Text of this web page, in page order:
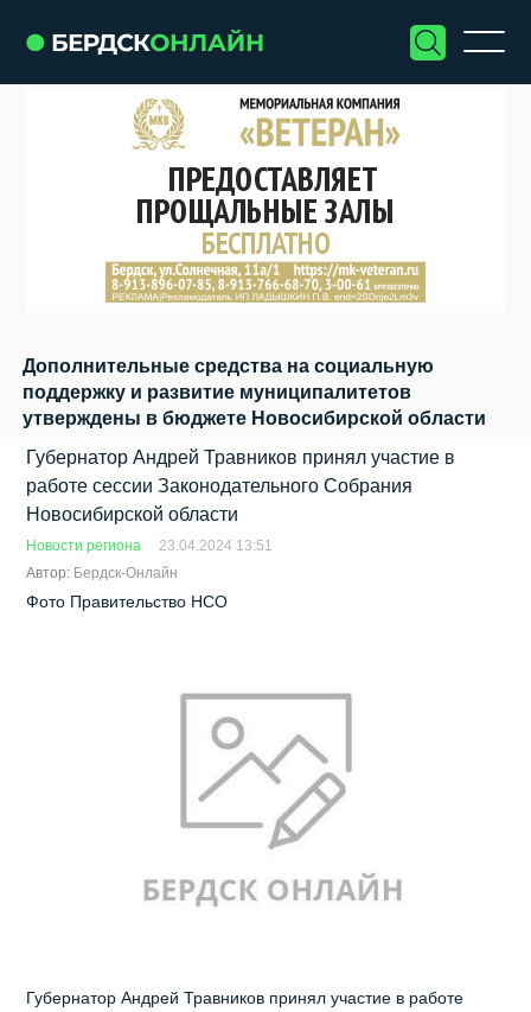
Дополнительные средства на социальную
поддержку и развитие муниципалитетов
утверждены в бюджете Новосибирской области
Губернатор Андрей Травников принял участие в
работе сессии Законодательного Собрания
Новосибирской области
Новости региона
23.04.2024 13:51
Автор: Бердск-Онлайн
Фото Правительство НСО
Губернатор Андрей Травников принял участие в работе